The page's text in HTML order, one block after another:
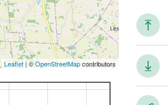
Leaflet | ©OpenStreetMapcontributors